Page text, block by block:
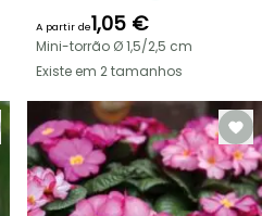
A partir de1,05 €
Mini-torrão Ø 1,5/2,5 cm
Existe em 2 tamanhos